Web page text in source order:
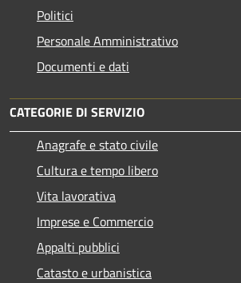
Politici
Personale Amministrativo
Documenti e dati
CATEGORIE DI SERVIZIO
Anagrafe e stato civile
Cultura e tempo libero
Vita lavorativa
Imprese e Commercio
Appalti pubblici
Catasto e urbanistica